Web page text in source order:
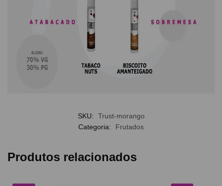
SKU:
Trust-morango
Categoria:
Frutados
Produtos relacionados